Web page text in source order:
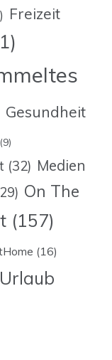
Freizeit
Gesundheit
(9)
(32) Medien
On The
(157)
(16)
Urlaub